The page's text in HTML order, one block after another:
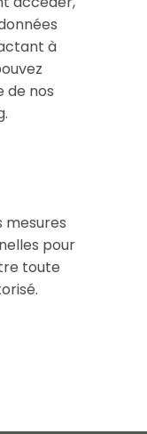
à
de nos
mesures
pour
toute